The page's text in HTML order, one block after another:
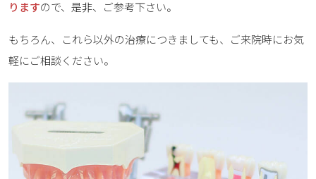
りますので、是非、ご参考下さい。
もちろん、これら以外の治療につきましても、ご来院時にお気
軽にご相談ください。